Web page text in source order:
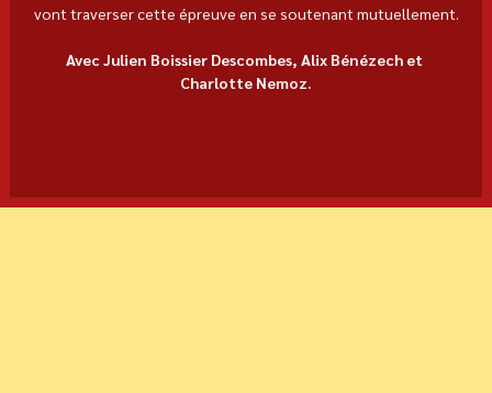
vont traverser cette épreuve en se soutenant mutuellement.
Avec Julien Boissier Descombes, Alix Bénézech et
Charlotte Nemoz.